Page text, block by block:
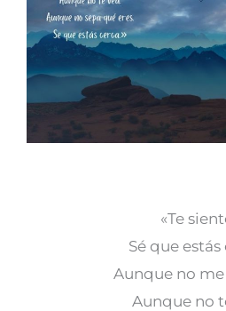
«Te
Sé que estás
Aunque no
Aunque no